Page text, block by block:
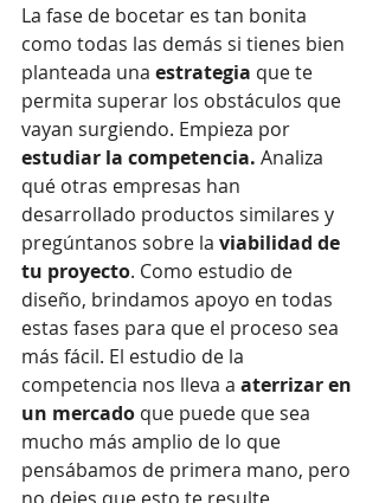
La fase de bocetar es tan bonita
como todas las demás si tienes bien
planteada una estrategia que te
permita superar los obstáculos que
vayan surgiendo. Empieza por
estudiar la competencia. Analiza
qué otras empresas han
desarrollado productos similares y
pregúntanos sobre la viabilidad de
tu proyecto. Como estudio de
diseño, brindamos apoyo en todas
estas fases para que el proceso sea
más fácil. El estudio de la
competencia nos lleva a aterrizar en
un mercado que puede que sea
mucho más amplio de lo que
pensábamos de primera mano, pero